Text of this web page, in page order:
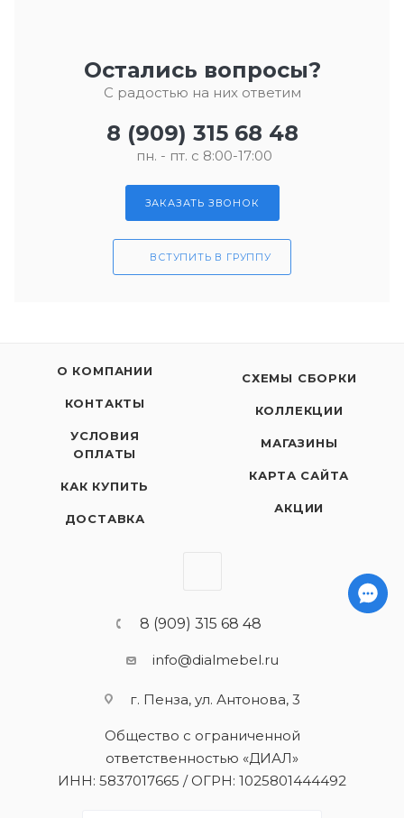
Остались вопросы?
С радостью на них ответим
8 (909) 315 68 48
пн. - пт. с 8:00-17:00
ЗАКАЗАТЬ ЗВОНОК
ВСТУПИТЬ В ГРУППУ
О КОМПАНИИ
КОНТАКТЫ
УСЛОВИЯ
ОПЛАТЫ
КАК КУПИТЬ
ДОСТАВКА
СХЕМЫ СБОРКИ
КОЛЛЕКЦИИ
МАГАЗИНЫ
КАРТА САЙТА
АКЦИИ
8 (909) 315 68 48
info@dialmebel.ru
г. Пенза, ул. Антонова, 3
Общество с ограниченной
ответственностью «ДИАЛ»
ИНН: 5837017665 / ОГРН: 1025801444492